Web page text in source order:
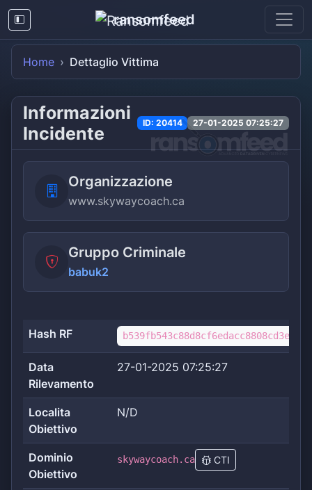
ransomfeed
Home Dettaglio Vittima
Informazioni
Incidente
ID: 20414 27-01-2025 07:25:27
Organizzazione
www.skywaycoach.ca
Gruppo Criminale
babuk2
Hash RF
Data
Rilevamento
27-01-2025 07:25:27
Localita
Obiettivo
N/D
Dominio
Obiettivo
skywaycoach.ca CTI